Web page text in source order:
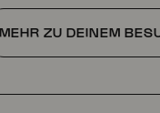
MEHR ZU DEINEM